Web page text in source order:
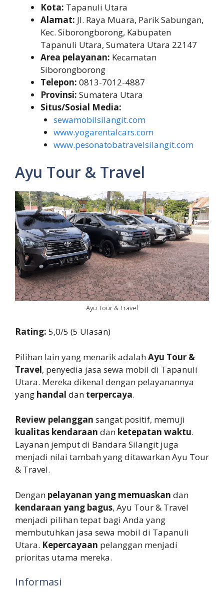
Kota: Tapanuli Utara
Alamat: Jl. Raya Muara, Parik Sabungan,
Kec. Siborongborong, Kabupaten
Tapanuli Utara, Sumatera Utara 22147
Area pelayanan: Kecamatan
Siborongborong
Telepon: 0813-7012-4887
Provinsi: Sumatera Utara
Situs/Sosial Media:
sewamobilsilangit.com
www.yogarentalcars.com
www.pesonatobatravelsilangit.com
Ayu Tour & Travel
Ayu Tour & Travel
Rating: 5,0/5 (5 Ulasan)
Pilihan lain yang menarik adalahAyu Tour &
Travel, penyedia jasa sewa mobil di Tapanuli
Utara. Mereka dikenal dengan pelayanannya
yang handal dan terpercaya.
Review pelanggan sangat positif, memuji
kualitas kendaraan dan ketepatan waktu.
Layanan jemput di Bandara Silangit juga
menjadi nilai tambah yang ditawarkan Ayu Tour
& Travel.
Dengan pelayanan yang memuaskan dan
kendaraan yang bagus, Ayu Tour & Travel
menjadi pilihan tepat bagi Anda yang
membutuhkan jasa sewa mobil di Tapanuli
Utara. Kepercayaan pelanggan menjadi
prioritas utama mereka.
Informasi